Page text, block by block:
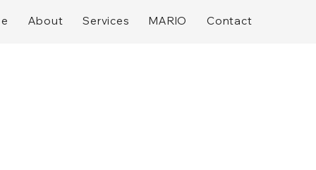
About Services MARIO Contact